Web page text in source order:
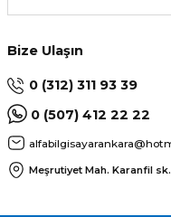
Bize Ulaşın
0 (312) 311 93 39
0 (507) 412 22 22
Meşrutiyet Mah. Karanfil